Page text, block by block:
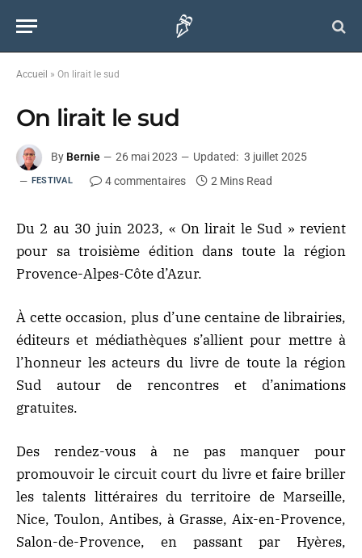
Accueil » On lirait le sud
On lirait le sud
By Bernie 26 mai 2023 Updated: 3 juillet 2025
FESTIVAL 4 commentaires 2 Mins Read
Du 2 au 30 juin 2023, « On lirait le Sud » revient
pour sa troisième édition dans toute la région
Provence-Alpes-Côte d’Azur.
À cette occasion, plus d’une centaine de librairies,
éditeurs et médiathèques s’allient pour mettre à
l’honneur les acteurs du livre de toute la région
Sud autour de rencontres et d’animations
gratuites.
Des rendez-vous à ne pas manquer pour
promouvoir le circuit court du livre et faire briller
les talents littéraires du territoire de Marseille,
Nice, Toulon, Antibes, à Grasse, Aix-en-Provence,
Salon-de-Provence, en passant par Hyères,